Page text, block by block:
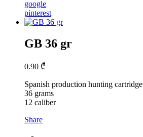
google
pinterest
GB 36 gr
0.90 ₾
Spanish production hunting cartridge
36 grams
12 caliber
Share